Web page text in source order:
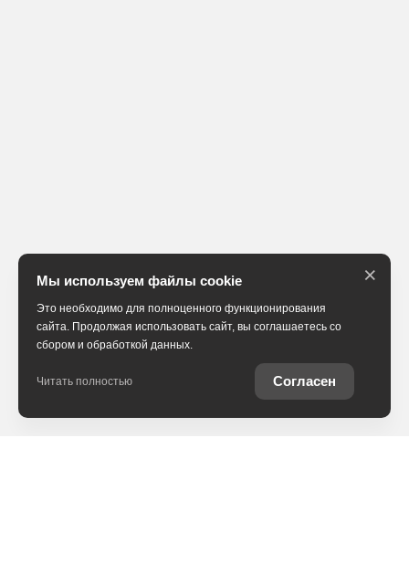
Мы используем файлы cookie
Это необходимо для полноценного функционирования
сайта. Продолжая использовать сайт, вы соглашаетесь со
сбором и обработкой данных.
Читать полностью Согласен
×